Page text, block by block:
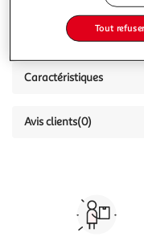
Description
Caractéristiques
Avis clients(0)
Tout refuser